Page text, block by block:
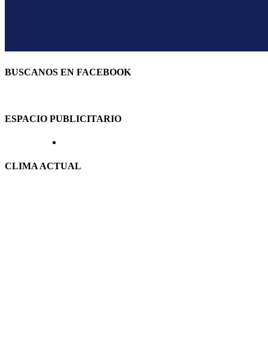
BUSCANOS EN FACEBOOK
ESPACIO PUBLICITARIO
CLIMA ACTUAL